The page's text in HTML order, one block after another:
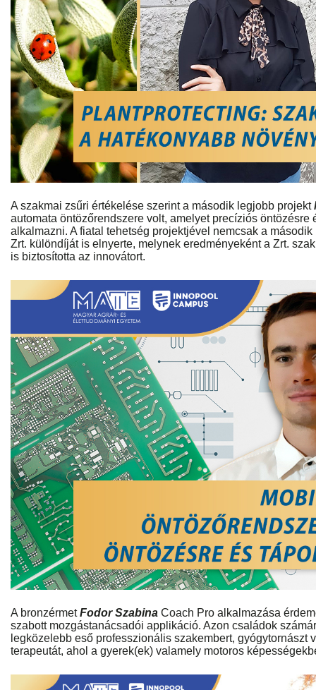
A szakmai zsűri értékelése szerint a második legjobb projekt
automata öntözőrendszere volt, amelyet precíziós öntözésre
alkalmazni. A fiatal tehetség projektjével nemcsak a
Zrt. különdíját is elnyerte, melynek eredményeként a Zrt.
is biztosította az innovátort.
A bronzérmetFodor Szabina Coach Pro alkalmazása
szabott mozgástanácsadói applikáció. Azon családok
legközelebb eső professzionális szakembert, gyógytornászt
terapeutát, ahol a gyerek(ek) valamely motoros